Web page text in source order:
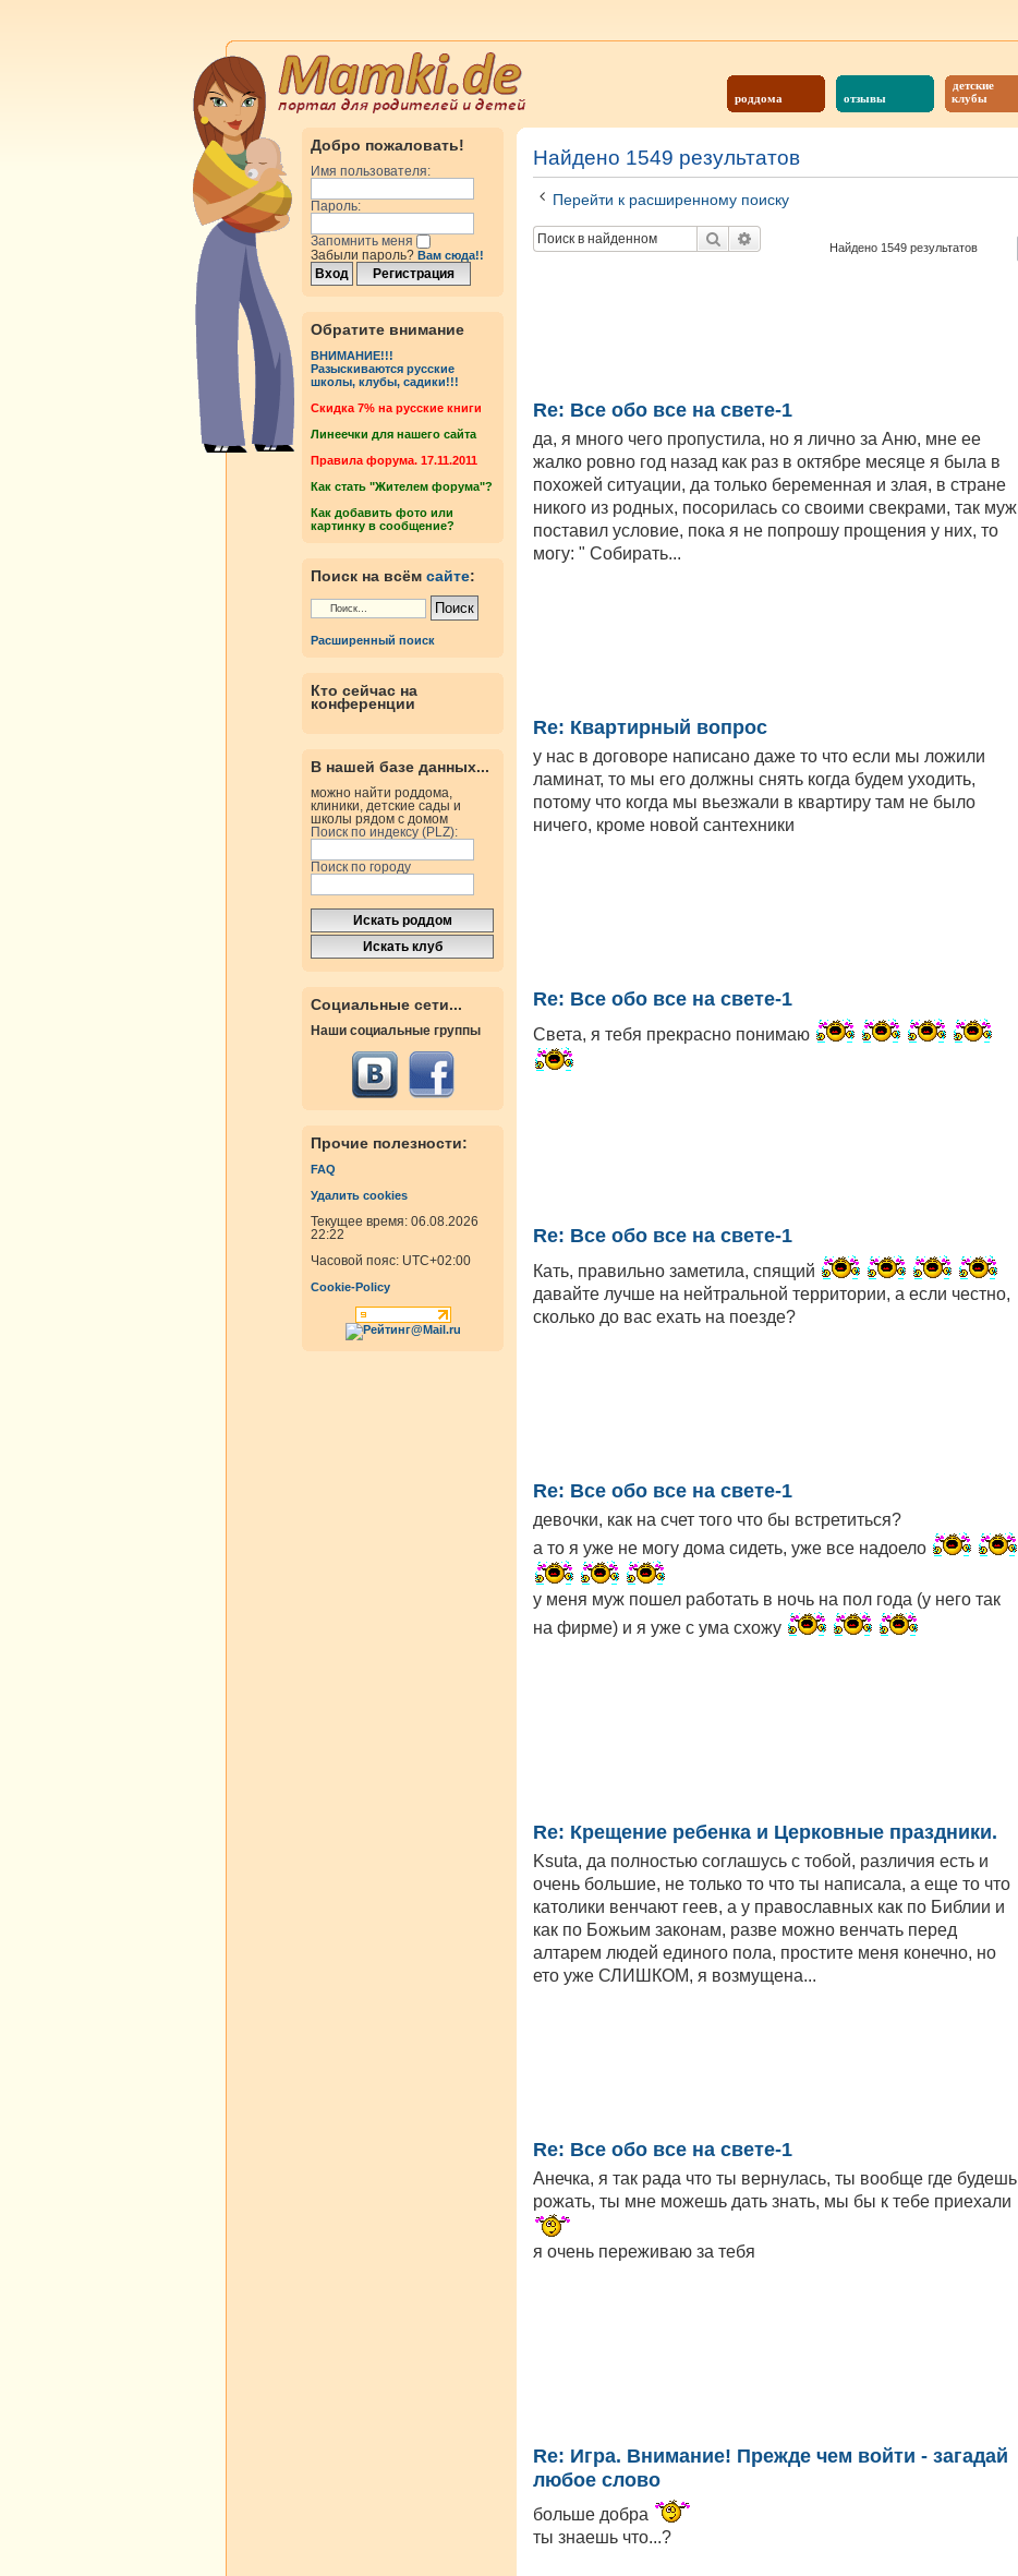
роддома отзывы
детские
клубы
Добро пожаловать!
Имя пользователя:
Пароль:
Запомнить меня
Забыли пароль? Вам сюда!!
Обратите внимание
ВНИМАНИЕ!!!
Разыскиваются русские
школы, клубы, садики!!!
Cкидка 7% на русские книги
Линеечки для нашего сайта
Правила форума. 17.11.2011
Как стать "Жителем форума"?
Как добавить фото или
картинку в сообщение?
Поиск на всём сайте:
Расширенный поиск
Кто сейчас на
конференции
В нашей базе данных...
можно найти роддома,
клиники, детские сады и
школы рядом с домом
Поиск по индексу (PLZ):
Поиск по городу
Социальные сети...
Наши социальные группы
Прочие полезности:
FAQ
Удалить cookies
Текущее время: 06.08.2026
22:22
Часовой пояс: UTC+02:00
Cookie-Policy
Найдено 1549 результатов
Перейти к расширенному поиску
Поиск Расширенный поискНайдено 1549 результатов
Re: Все обо все на свете-1
да, я много чего пропустила, но я лично за Аню, мне ее
жалко ровно год назад как раз в октябре месяце я была в
похожей ситуации, да только беременная и злая, в стране
никого из родных, посорилась со своими свекрами, так муж
поставил условие, пока я не попрошу прощения у них, то
могу: " Собирать...
Re: Квартирный вопрос
у нас в договоре написано даже то что если мы ложили
ламинат, то мы его должны снять когда будем уходить,
потому что когда мы вьезжали в квартиру там не было
ничего, кроме новой сантехники
Re: Все обо все на свете-1
Света, я тебя прекрасно понимаю
Re: Все обо все на свете-1
Кать, правильно заметила, спящий
давайте лучше на нейтральной территории, а если честно,
сколько до вас ехать на поезде?
Re: Все обо все на свете-1
девочки, как на счет того что бы встретиться?
а то я уже не могу дома сидеть, уже все надоело
у меня муж пошел работать в ночь на пол года (у него так
на фирме) и я уже с ума схожу
Re: Крещение ребенка и Церковные праздники.
Ksuta, да полностью соглашусь с тобой, различия есть и
очень большие, не только то что ты написала, а еще то что
католики венчают геев, а у православных как по Библии и
как по Божьим законам, разве можно венчать перед
алтарем людей единого пола, простите меня конечно, но
ето уже СЛИШКОМ, я возмущена...
Re: Все обо все на свете-1
Анечка, я так рада что ты вернулась, ты вообще где будешь
рожать, ты мне можешь дать знать, мы бы к тебе приехали
я очень переживаю за тебя
Re: Игра. Внимание! Прежде чем войти - загадай
любое слово
больше добра
ты знаешь что...?